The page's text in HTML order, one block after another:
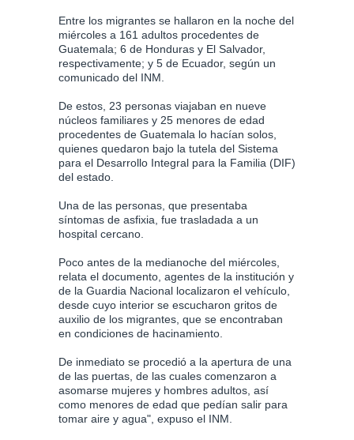
Entre los migrantes se hallaron en la noche del
miércoles a 161 adultos procedentes de
Guatemala; 6 de Honduras y El Salvador,
respectivamente; y 5 de Ecuador, según un
comunicado del INM.
De estos, 23 personas viajaban en nueve
núcleos familiares y 25 menores de edad
procedentes de Guatemala lo hacían solos,
quienes quedaron bajo la tutela del Sistema
para el Desarrollo Integral para la Familia (DIF)
del estado.
Una de las personas, que presentaba
síntomas de asfixia, fue trasladada a un
hospital cercano.
Poco antes de la medianoche del miércoles,
relata el documento, agentes de la institución y
de la Guardia Nacional localizaron el vehículo,
desde cuyo interior se escucharon gritos de
auxilio de los migrantes, que se encontraban
en condiciones de hacinamiento.
De inmediato se procedió a la apertura de una
de las puertas, de las cuales comenzaron a
asomarse mujeres y hombres adultos, así
como menores de edad que pedían salir para
tomar aire y agua", expuso el INM.